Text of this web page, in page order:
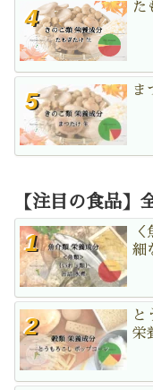
た
ま
【注目の食品】
細
と
栄